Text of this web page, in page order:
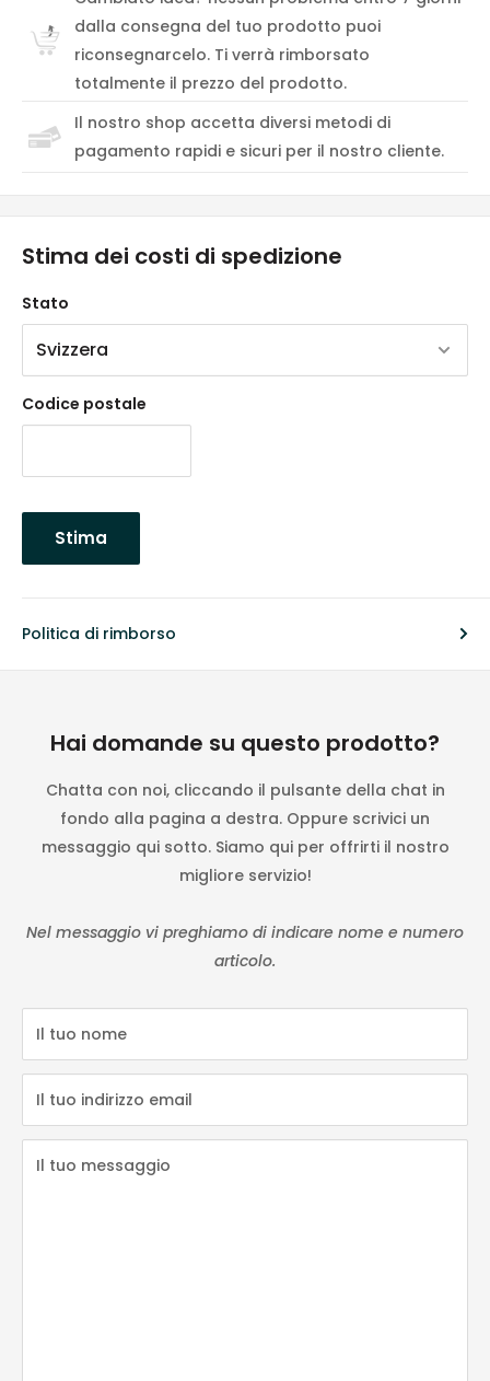
dalla consegna del tuo prodotto puoi
riconsegnarcelo. Ti verrà rimborsato
totalmente il prezzo del prodotto.
Il nostro shop accetta diversi metodi di
pagamento rapidi e sicuri per il nostro cliente.
Stima dei costi di spedizione
Stato
Codice postale
Stima
Politica di rimborso
Hai domande su questo prodotto?
Chatta con noi, cliccando il pulsante della chat in
fondo alla pagina a destra. Oppure scrivici un
messaggio qui sotto. Siamo qui per offrirti il nostro
migliore servizio!
Nel messaggio vi preghiamo di indicare nome e numero
articolo.
Il tuo nome
Il tuo indirizzo email
Il tuo messaggio